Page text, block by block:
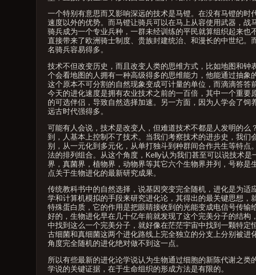
一个特别有意思而又影响深远的技术是马镫。在没有马镫的
速度以外的优势。而马镫让骑兵可以在马上从容使用武器，战
骑兵成为一个专业兵种，一群未经训练的平民就算组织起来
直接带来了欧洲骑士制度、贵族封建统治、和漫长的中世纪
名骑兵容易得多。
技术不但改变历史，而且改变人类的思维方式，比如地图和
个会看地图的人拥有一种高级得多的思维能力，他能通过抽
这个原本不可分割的自然现象变成可计量的单位，而滴滴答
今天的进化速度是拥有农业技术之前的一百倍，其中一个重
的可选伴侣，导致自然选择加速。另一方面，因为人学会了
远古时代强得多。
可能有人会说，技术是改变人，但难道技术不都是人发明的
到，人基本上控制不了技术。当我们考察技术的进步史，我
别，从一元化到多元化，从单打独斗到种群间合作共生等特
法的排列组合。从这个角度，Kelly认为我们甚至可以说技术
界，真菌界，植物界，动物界等其它六个生物界并列，号称
点关于生物进化的最新研究成果。
传统教科书中的自然选择，说基因突变完全随机，进化是为
学和计算机模拟的手段来研究进化论，其得出的最关键思想
特殊蛋白质，它的作用是把眼睛接收到的光能变成电信号传
好的，生物进化早在几十亿年前就发现了这个完美分子的结
中找到这么一个完美分子，就好像在茫茫宇宙中找到一颗特
古细菌和真细菌这两个进化路线上完全独立的分支上分别被
角度完全随机的进化绝对做不到这一点。
所以有些最新的进化论学说认为生物通过细胞的新陈代谢之
学说的关键证据，在于生命组织的形成方法是有限的。